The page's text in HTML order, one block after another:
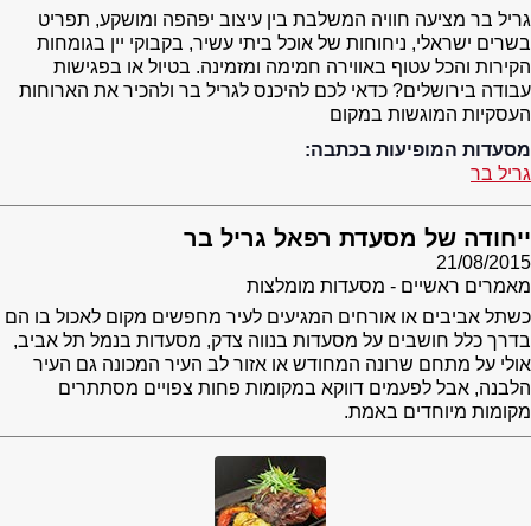
גריל בר מציעה חוויה המשלבת בין עיצוב יפהפה ומושקע, תפריט
בשרים ישראלי, ניחוחות של אוכל ביתי עשיר, בקבוקי יין בגומחות
הקירות והכל עטוף באווירה חמימה ומזמינה. בטיול או בפגישות
עבודה בירושלים? כדאי לכם להיכנס לגריל בר ולהכיר את הארוחות
העסקיות המוגשות במקום
מסעדות המופיעות בכתבה:
גריל בר
ייחודה של מסעדת רפאל גריל בר
21/08/2015
מאמרים ראשיים - מסעדות מומלצות
כשתל אביבים או אורחים המגיעים לעיר מחפשים מקום לאכול בו הם
בדרך כלל חושבים על מסעדות בנווה צדק, מסעדות בנמל תל אביב,
אולי על מתחם שרונה המחודש או אזור לב העיר המכונה גם העיר
הלבנה, אבל לפעמים דווקא במקומות פחות צפויים מסתתרים
מקומות מיוחדים באמת.